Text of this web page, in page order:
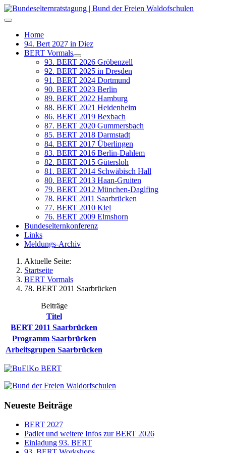
Home
94. Bert 2027 in Diez
BERT Vormals
93. BERT 2026 Gröbenzell
92. BERT 2025 in Dresden
91. BERT 2024 Dortmund
90. BERT 2023 Berlin
89. BERT 2022 Hamburg
88. BERT 2021 Heidenheim
86. BERT 2019 Bexbach
87. BERT 2020 Gummersbach
85. BERT 2018 Darmstadt
84. BERT 2017 Überlingen
83. BERT 2016 Berlin-Dahlem
82. BERT 2015 Gütersloh
81. BERT 2014 Schwäbisch Hall
80. BERT 2013 Haan-Gruiten
79. BERT 2012 München-Daglfing
78. BERT 2011 Saarbrücken
77. BERT 2010 Kiel
76. BERT 2009 Elmshorn
Bundeselternkonferenz
Links
Meldungs-Archiv
Aktuelle Seite:
Startseite
BERT Vormals
78. BERT 2011 Saarbrücken
Beiträge
Titel
BERT 2011 Saarbrücken
Programm Saarbrücken
Arbeitsgrupen Saarbrücken
Neueste Beiträge
BERT 2027
Padlet und weitere Infos zur BERT 2026
Einladung 93. BERT